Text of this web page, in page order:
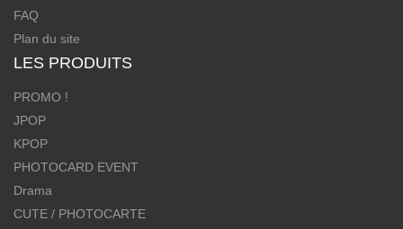
FAQ
Plan du site
LES PRODUITS
PROMO !
JPOP
KPOP
PHOTOCARD EVENT
Drama
CUTE / PHOTOCARTE